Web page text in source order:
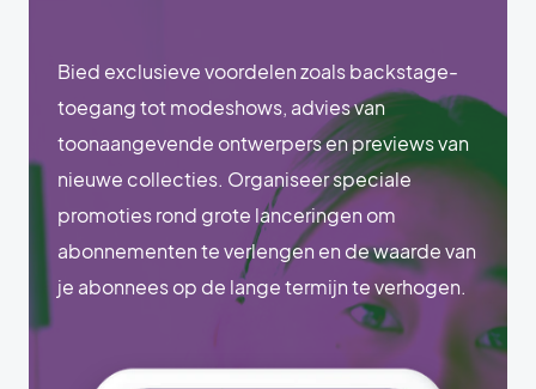
Bied exclusieve voordelen zoals backstage-
toegang tot modeshows, advies van
toonaangevende ontwerpers en previews van
nieuwe collecties. Organiseer speciale
promoties rond grote lanceringen om
abonnementen te verlengen en de waarde van
je abonnees op de lange termijn te verhogen.